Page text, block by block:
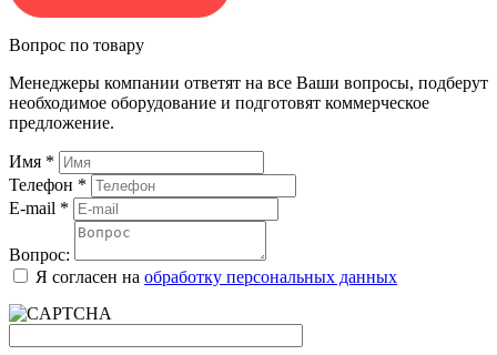
Вопрос по товару
Менеджеры компании ответят на все Ваши вопросы, подберут
необходимое оборудование и подготовят коммерческое
предложение.
Имя *
Телефон *
E-mail *
Вопрос:
Я согласен на обработку персональных данных